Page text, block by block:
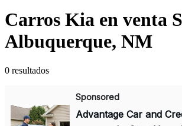
Carros Kia en venta
Albuquerque, NM
0 resultados